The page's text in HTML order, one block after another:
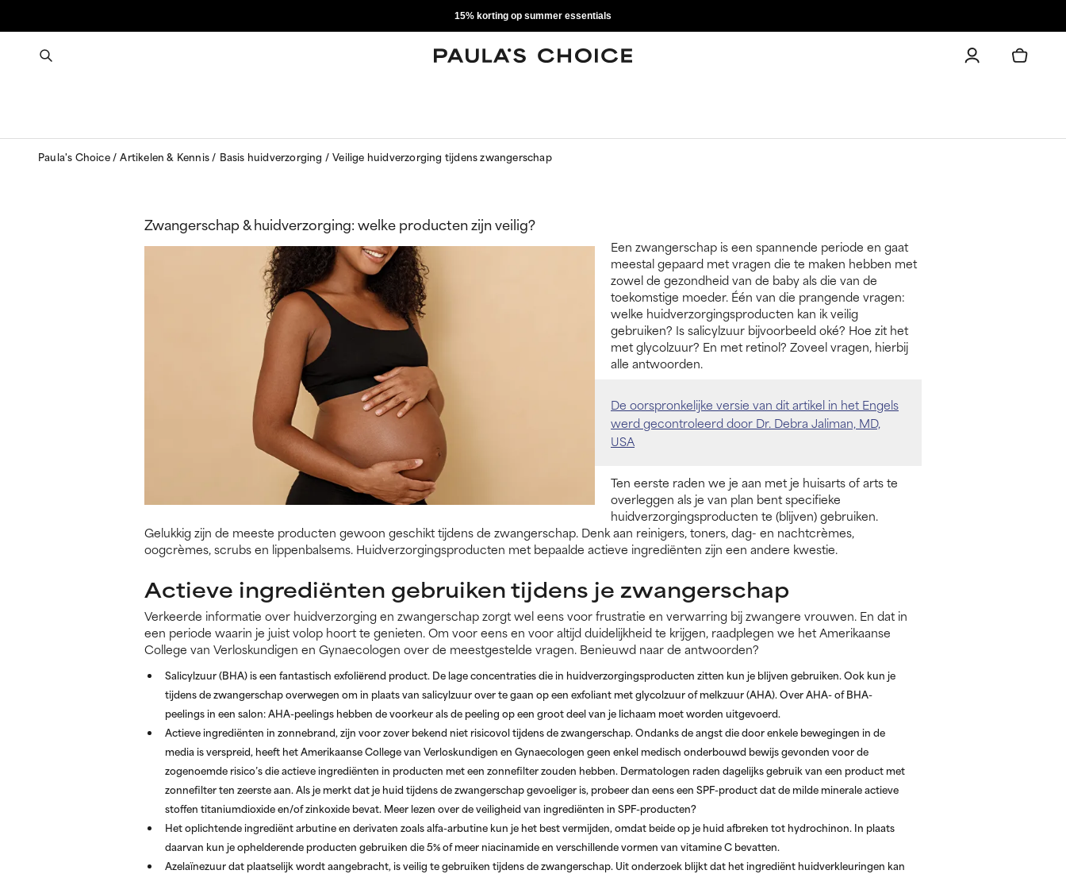
15% korting op summer essentials
Paula's Choice Artikelen & Kennis Basis huidverzorging Veilige huidverzorging tijdens zwangerschap
Zwangerschap & huidverzorging: welke producten zijn veilig?
Een zwangerschap is een spannende periode en gaat
meestal gepaard met vragen die te maken hebben met
zowel de gezondheid van de baby als die van de
toekomstige moeder. Één van die prangende vragen:
welke huidverzorgingsproducten kan ik veilig
gebruiken? Is salicylzuur bijvoorbeeld oké? Hoe zit het
met glycolzuur? En met retinol? Zoveel vragen, hierbij
alle antwoorden.
De oorspronkelijke versie van dit artikel in het Engels
werd gecontroleerd door Dr. Debra Jaliman, MD,
USA
Ten eerste raden we je aan met je huisarts of arts te
overleggen als je van plan bent specifieke
huidverzorgingsproducten te (blijven) gebruiken.
Gelukkig zijn de meeste producten gewoon geschikt tijdens de zwangerschap. Denk aan reinigers, toners, dag- en nachtcrèmes,
oogcrèmes, scrubs en lippenbalsems. Huidverzorgingsproducten met bepaalde actieve ingrediënten zijn een andere kwestie.
Actieve ingrediënten gebruiken tijdens je zwangerschap
Verkeerde informatie over huidverzorging en zwangerschap zorgt wel eens voor frustratie en verwarring bij zwangere vrouwen. En dat in
een periode waarin je juist volop hoort te genieten. Om voor eens en voor altijd duidelijkheid te krijgen, raadplegen we het Amerikaanse
College van Verloskundigen en Gynaecologen over de meestgestelde vragen. Benieuwd naar de antwoorden?
Salicylzuur (BHA)is een fantastisch exfoliёrend product. De lage concentraties die in huidverzorgingsproducten zitten kun je blijven gebruiken. Ook kun je
tijdens de zwangerschap overwegen om in plaats van salicylzuur over te gaan op een exfoliant met glycolzuur of melkzuur (AHA). Over AHA- of BHA-
peelings in een salon: AHA-peelings hebben de voorkeur als de peeling op een groot deel van je lichaam moet worden uitgevoerd.
Actieve ingrediënten in zonnebrand,zijn voor zover bekend niet risicovol tijdens de zwangerschap. Ondanks de angst die door enkele bewegingen in de
media is verspreid, heeft het Amerikaanse College van Verloskundigen en Gynaecologen geen enkel medisch onderbouwd bewijs gevonden voor de
zogenoemde risico’s die actieve ingrediënten in producten met een zonnefilter zouden hebben. Dermatologen raden dagelijks gebruik van een product met
zonnefilter ten zeerste aan. Als je merkt dat je huid tijdens de zwangerschap gevoeliger is, probeer dan eens een SPF-product dat de milde minerale actieve
stoffen titaniumdioxide en/of zinkoxide bevat. Meer lezen over de veiligheid van ingrediënten in SPF-producten?
Het oplichtende ingrediënt arbutineen derivaten zoals alfa-arbutine kun je het best vermijden, omdat beide op je huid afbreken tot hydrochinon. In plaats
daarvan kun je ophelderende producten gebruiken die 5% of meer niacinamide en verschillende vormen van vitamine C bevatten.
Azelaïnezuurdat plaatselijk wordt aangebracht, is veilig te gebruiken tijdens de zwangerschap. Uit onderzoek blijkt dat het ingrediënt huidverkleuringen kan